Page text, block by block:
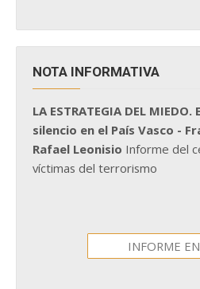
NOTA INFORMATIVA
LA ESTRATEGIA DEL
silencio en el País Vasco -
Rafael Leonisio Informe del
víctimas del terrorismo
INFORME